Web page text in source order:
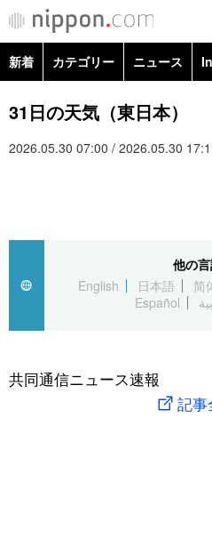
社会
旅と暮らし
新着 カテゴリー ニュース
政治・外交
経済・ビジネス
社会
文化
科学・技術
暮らし
31日の天気（東日本）
2026.05.30 07:00 / 2026.05.30
他の
English
日本語 简
Español
共同通信ニュース速報
記事